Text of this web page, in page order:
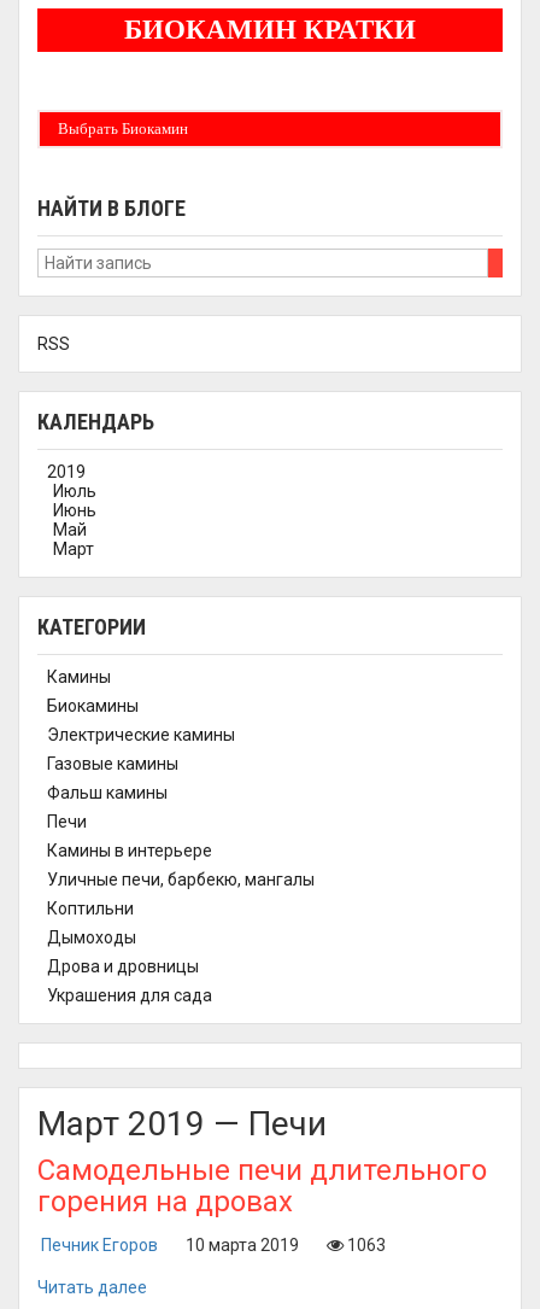
БИОКАМИН КРАТКИ
Выбрать Биокамин
НАЙТИ В БЛОГЕ
RSS
КАЛЕНДАРЬ
2019
Июль
Июнь
Май
Март
КАТЕГОРИИ
Камины
Биокамины
Электрические камины
Газовые камины
Фальш камины
Печи
Камины в интерьере
Уличные печи, барбекю, мангалы
Коптильни
Дымоходы
Дрова и дровницы
Украшения для сада
Март 2019 — Печи
Самодельные печи длительного
горения на дровах
Печник Егоров 10 марта 2019 1063
Читать далее